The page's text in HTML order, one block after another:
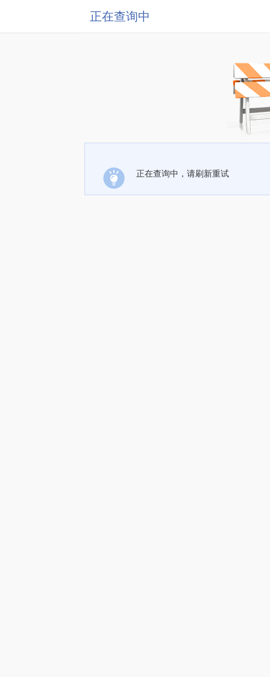
正在查询中
正在查询中，请刷新重试